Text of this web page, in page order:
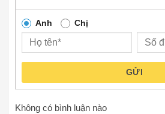
Anh Chị
GỬI
Không có bình luận nào